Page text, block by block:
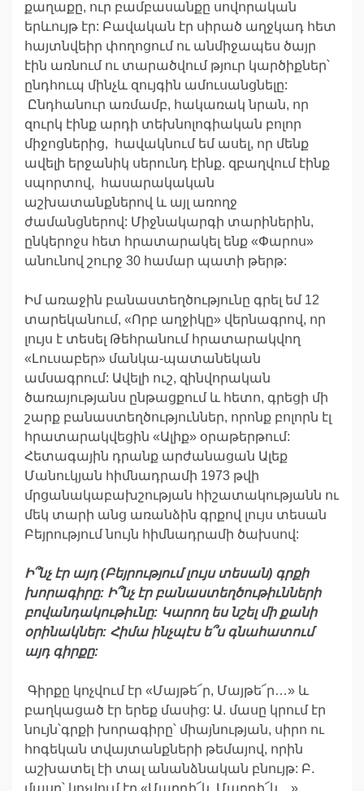
քաղաքը, ուր բամբասանքը սովորական
երևույթ էր: Բավական էր սիրած աղջկադ հետ
հայտնվեիր փողոցում ու անմիջապես ծայր
էին առնում ու տարածվում թյուր կարծիքներ՝
ընդհուպ մինչև զույգին ամուսանցնելը:
Ընդհանուր առմամբ, հակառակ նրան, որ
զուրկ էինք արդի տեխնոլոգիական բոլոր
միջոցներից, հավակնում եմ ասել, որ մենք
ավելի երջանիկ սերունդ էինք. զբաղվում էինք
սպորտով, հասարակական
աշխատանքներով և այլ առողջ
ժամանցներով: Միջնակարգի տարիներին,
ընկերոջս հետ հրատարակել ենք «Փարոս»
անունով շուրջ 30 համար պատի թերթ:
Իմ առաջին բանաստեղծությունը գրել եմ 12
տարեկանում, «Որբ աղջիկը» վերնագրով, որ
լույս է տեսել Թեհրանում հրատարակվող
«Լուսաբեր» մանկա-պատանեկան
ամսագրում: Ավելի ուշ, զինվորական
ծառայությանս ընթացքում և հետո, գրեցի մի
շարք բանաստեղծություններ, որոնք բոլորն էլ
հրատարակվեցին «Ալիք» օրաթերթում:
Հետագային դրանք արժանացան Ալեք
Մանուկյան հիմնադրամի 1973 թվի
մրցանակաբախշության հիշատակությանն ու
մեկ տարի անց առանձին գրքով լույս տեսան
Բեյրությում նույն հիմնադրամի ծախսով:
Ի՞նչ էր այդ(Բեյրությում լույս տեսան) գրքի
խորագիրը: Ի՞նչ էր բանաստեղծութիւնների
բովանդակութիւնը: Կարող ես նշել մի քանի
օրինակներ: Հիմա ինչպէս ե՞ս գնահատում
այդ գիրքը:
Գիրքը կոչվում էր «Մայթե՜ր, Մայթե՜ր…» և
բաղկացած էր երեք մասից: Ա. մասը կրում էր
նույն՝գրքի խորագիրը՝ միայնության, սիրո ու
հոգեկան տվայտանքների թեմայով, որին
աշխատել էի տալ անանձնական բնույթ: Բ.
մասը՝ կոչվում էր «Մարդի՜կ, Մարդի՜կ…»,